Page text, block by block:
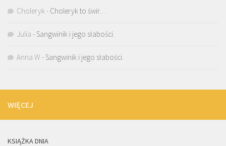
Choleryk- Choleryk to świr…
Julia - Sangwinik i jego słabości.
Anna W - Sangwinik i jego słabości.
WIĘCEJ
KSIĄŻKA DNIA